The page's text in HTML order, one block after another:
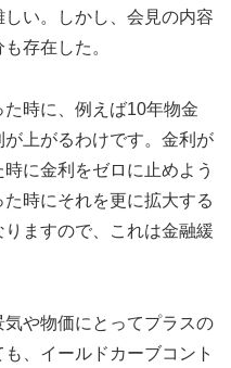
い。しかし、会見の内容
存在した。
た時に、例えば10年物金
上がるわけです。金利が
に金利をゼロに止めよう
時にそれを更に拡大する
ますので、これは金融緩
気や物価にとってプラスの
、イールドカーブコント